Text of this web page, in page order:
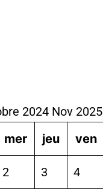
2024 Nov 2025
mer jeu ven
2 3 4